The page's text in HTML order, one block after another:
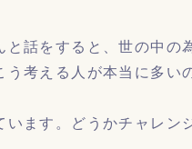
話をすると、世の中の
考える人が本当に多い
ます。どうかチャレン